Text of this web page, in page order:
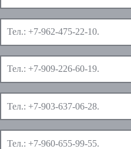
Тел.: +7-962-475-22-10.
Тел.: +7-909-226-60-19.
Тел.: +7-903-637-06-28.
Тел.: +7-960-655-99-55.